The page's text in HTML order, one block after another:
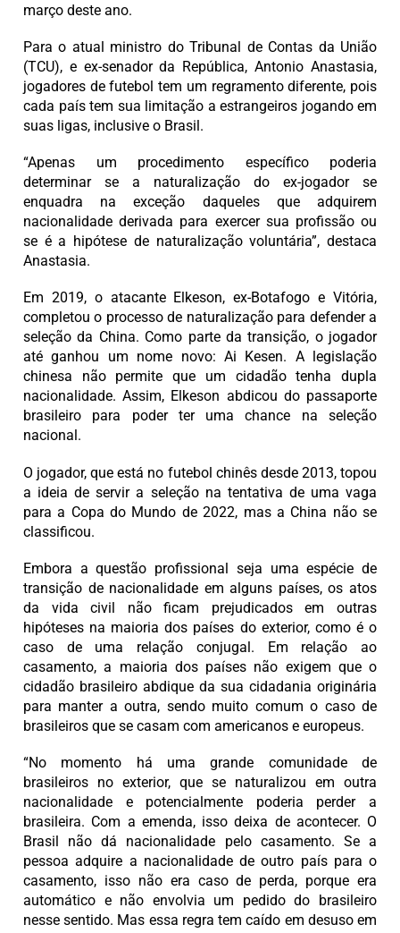
março deste ano.
Para o atual ministro do Tribunal de Contas da União
(TCU), e ex-senador da República, Antonio Anastasia,
jogadores de futebol tem um regramento diferente, pois
cada país tem sua limitação a estrangeiros jogando em
suas ligas, inclusive o Brasil.
“Apenas um procedimento específico poderia
determinar se a naturalização do ex-jogador se
enquadra na exceção daqueles que adquirem
nacionalidade derivada para exercer sua profissão ou
se é a hipótese de naturalização voluntária”, destaca
Anastasia.
Em 2019, o atacante Elkeson, ex-Botafogo e Vitória,
completou o processo de naturalização para defender a
seleção da China. Como parte da transição, o jogador
até ganhou um nome novo: Ai Kesen. A legislação
chinesa não permite que um cidadão tenha dupla
nacionalidade. Assim, Elkeson abdicou do passaporte
brasileiro para poder ter uma chance na seleção
nacional.
O jogador, que está no futebol chinês desde 2013, topou
a ideia de servir a seleção na tentativa de uma vaga
para a Copa do Mundo de 2022, mas a China não se
classificou.
Embora a questão profissional seja uma espécie de
transição de nacionalidade em alguns países, os atos
da vida civil não ficam prejudicados em outras
hipóteses na maioria dos países do exterior, como é o
caso de uma relação conjugal. Em relação ao
casamento, a maioria dos países não exigem que o
cidadão brasileiro abdique da sua cidadania originária
para manter a outra, sendo muito comum o caso de
brasileiros que se casam com americanos e europeus.
“No momento há uma grande comunidade de
brasileiros no exterior, que se naturalizou em outra
nacionalidade e potencialmente poderia perder a
brasileira. Com a emenda, isso deixa de acontecer. O
Brasil não dá nacionalidade pelo casamento. Se a
pessoa adquire a nacionalidade de outro país para o
casamento, isso não era caso de perda, porque era
automático e não envolvia um pedido do brasileiro
nesse sentido. Mas essa regra tem caído em desuso em